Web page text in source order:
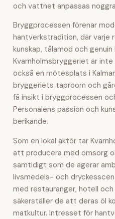
och vattnet anpassas
Bryggprocessen förenar
hantverkstradition, där varje
kunskap, tålamod och
Kvarnholmsbryggeriet är
också en mötesplats i
bryggeriets taproom och
få insikt i bryggprocessen
Personalens passion och
berikande.
Som en lokal aktör tar
att producera med omsorg
samtidigt som de agerar
livsmedels- och
med restauranger, hotell
säkerställer de att deras öl
matkultur. Intresset för